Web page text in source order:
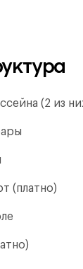
(2 из
(платно)